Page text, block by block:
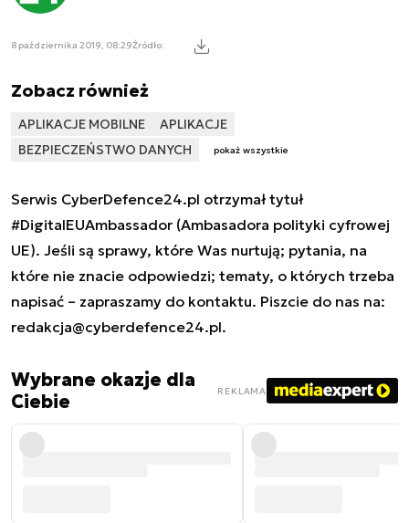
8 października 2019, 08:29Źródło:
Zobacz również
APLIKACJE MOBILNE
APLIKACJE
BEZPIECZEŃSTWO DANYCH
pokaż wszystkie
Serwis CyberDefence24.pl otrzymał tytuł
#DigitalEUAmbassador (Ambasadora polityki cyfrowej
UE). Jeśli są sprawy, które Was nurtują; pytania, na
które nie znacie odpowiedzi; tematy, o których trzeba
napisać – zapraszamy do kontaktu. Piszcie do nas na:
redakcja@cyberdefence24.pl.
Wybrane okazje dla
Ciebie
REKLAMA